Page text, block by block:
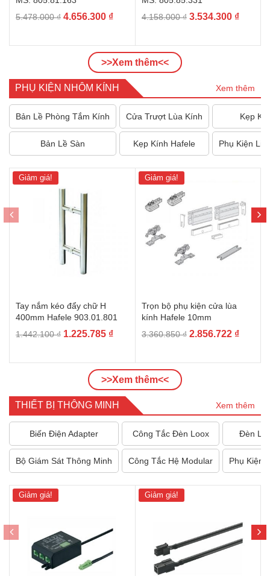
5.478.000₫ Giá
5.478.000 ₫.
4.656.300 ₫Giá
là:
4.656.300 ₫.
4.158.000₫ Giá
3.534.300 ₫Giá
>>Xem thêm<<
PHỤ KIỆN NHÔM KÍNH Xem thêm
Bản Lề Phòng Tắm Kính
Bản Lề Sàn
Cửa Trượt Lùa Kính
Kẹp Kính Hafele
Kẹp
Phụ Kiện
Giảm giá!
Tay nắm kéo đẩy chữ H
400mm Hafele 903.01.801
1.442.100₫ Giá
1.442.100 ₫.
1.225.785 ₫Giá
là:
1.225.785 ₫.
Giảm giá!
Trọn bộ phụ kiện cửa lùa
kính Hafele 10mm
3.360.850₫ Giá
2.856.722 ₫Giá
>>Xem thêm<<
THIẾT BỊ THÔNG MINH Xem thêm
Biến Điện Adapter
Bộ Giám Sát Thông Minh
Công Tắc Đèn Loox
Công Tắc Hệ Modular
Đèn
Phụ Kiện
Giảm giá! Giảm giá!